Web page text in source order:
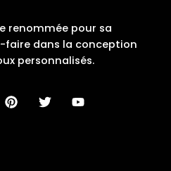
renommée pour sa
dans la conception
personnalisés.